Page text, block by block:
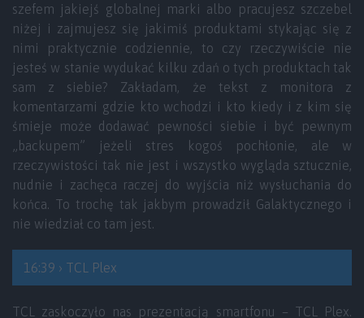
szefem jakiejś globalnej marki albo pracujesz szczebel
niżej i zajmujesz się jakimiś produktami stykając się z
nimi praktycznie codziennie, to czy rzeczywiście nie
jesteś w stanie wydukać kilku zdań o tych produktach tak
sam z siebie? Zakładam, że tekst z monitora z
komentarzami gdzie kto wchodzi i kto kiedy i z kim się
śmieje może dodawać pewności siebie i być pewnym
„backupem” jeżeli stres kogoś pochłonie, ale w
rzeczywistości tak nie jest i wszystko wygląda sztucznie,
nudnie i zachęca raczej do wyjścia niż wysłuchania do
końca. To trochę tak jakbym prowadził Galaktycznego i
nie wiedział co tam jest.
16:39 › TCL Plex
TCL zaskoczyło nas prezentacją smartfonu – TCL Plex.